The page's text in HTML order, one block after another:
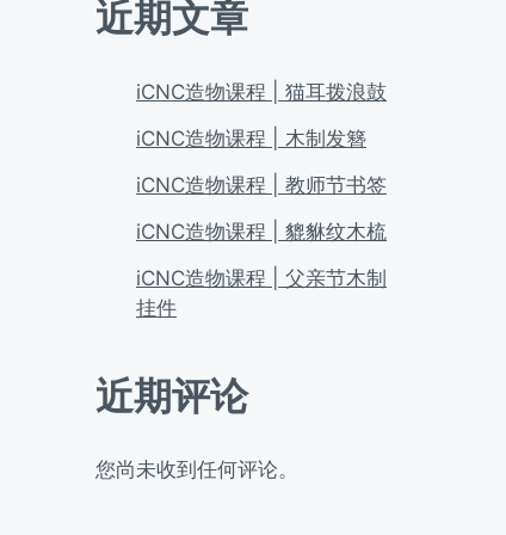
近期文章
iCNC造物课程 | 猫耳拨浪鼓
iCNC造物课程 | 木制发簪
iCNC造物课程 | 教师节书签
iCNC造物课程 | 貔貅纹木梳
iCNC造物课程 | 父亲节木制
挂件
近期评论
您尚未收到任何评论。